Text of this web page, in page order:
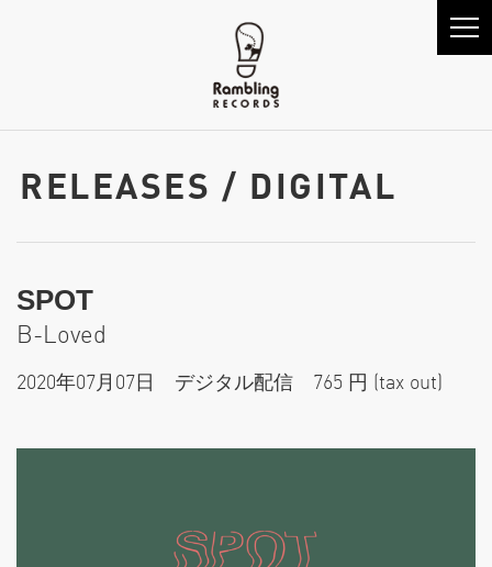
RELEASES / DIGITAL
SPOT
B-Loved
2020年07月07日 デジタル配信 765 円 (tax out)